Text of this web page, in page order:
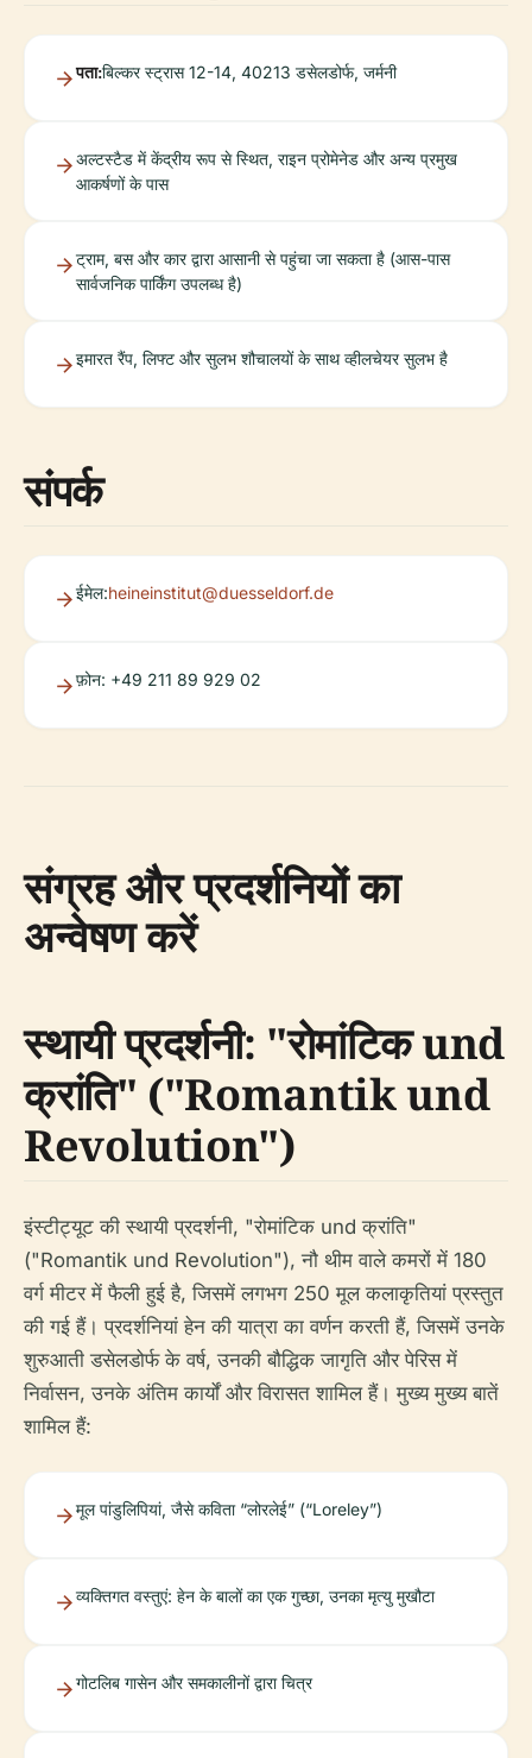
पता:बिल्कर स्ट्रास 12-14, 40213 डसेलडोर्फ, जर्मनी
अल्टस्टैड में केंद्रीय रूप से स्थित, राइन प्रोमेनेड और अन्य प्रमुख
आकर्षणों के पास
ट्राम, बस और कार द्वारा आसानी से पहुंचा जा सकता है (आस-पास
सार्वजनिक पार्किंग उपलब्ध है)
इमारत रैंप, लिफ्ट और सुलभ शौचालयों के साथ व्हीलचेयर सुलभ है
संपर्क
ईमेल:heineinstitut@duesseldorf.de
फ़ोन: +49 211 89 929 02
संग्रह और प्रदर्शनियों का
अन्वेषण करें
स्थायी प्रदर्शनी: "रोमांटिक und
क्रांति" ("Romantik und
Revolution")
इंस्टीट्यूट की स्थायी प्रदर्शनी, "रोमांटिक und क्रांति"
("Romantik und Revolution"), नौ थीम वाले कमरों में 180
वर्ग मीटर में फैली हुई है, जिसमें लगभग 250 मूल कलाकृतियां प्रस्तुत
की गई हैं। प्रदर्शनियां हेन की यात्रा का वर्णन करती हैं, जिसमें उनके
शुरुआती डसेलडोर्फ के वर्ष, उनकी बौद्धिक जागृति और पेरिस में
निर्वासन, उनके अंतिम कार्यों और विरासत शामिल हैं। मुख्य मुख्य बातें
शामिल हैं:
मूल पांडुलिपियां, जैसे कविता “लोरलेई” (“Loreley”)
व्यक्तिगत वस्तुएं: हेन के बालों का एक गुच्छा, उनका मृत्यु मुखौटा
गोटलिब गासेन और समकालीनों द्वारा चित्र